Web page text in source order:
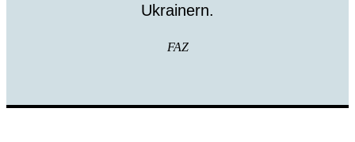
Ukrainern.
FAZ